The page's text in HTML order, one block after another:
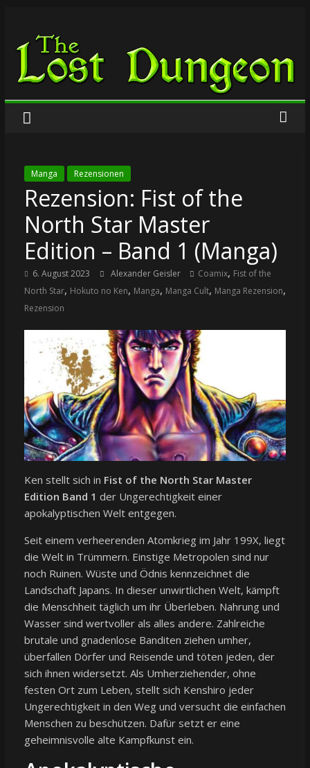
springen
The
Lost
Dungeon
Manga Rezensionen
Rezension: Fist of the
North Star Master
Edition – Band 1 (Manga)
6. August 2023 Alexander Geisler Coamix, Fist of the
North Star, Hokuto no Ken, Manga, Manga Cult, Manga Rezension,
Rezension
Ken stellt sich in Fist of the North Star Master
Edition Band 1 der Ungerechtigkeit einer
apokalyptischen Welt entgegen.
Seit einem verheerenden Atomkrieg im Jahr 199X, liegt
die Welt in Trümmern. Einstige Metropolen sind nur
noch Ruinen. Wüste und Ödnis kennzeichnet die
Landschaft Japans. In dieser unwirtlichen Welt, kämpft
die Menschheit täglich um ihr Überleben. Nahrung und
Wasser sind wertvoller als alles andere. Zahlreiche
brutale und gnadenlose Banditen ziehen umher,
überfallen Dörfer und Reisende und töten jeden, der
sich ihnen widersetzt. Als Umherziehender, ohne
festen Ort zum Leben, stellt sich Kenshiro jeder
Ungerechtigkeit in den Weg und versucht die einfachen
Menschen zu beschützen. Dafür setzt er eine
geheimnisvolle alte Kampfkunst ein.